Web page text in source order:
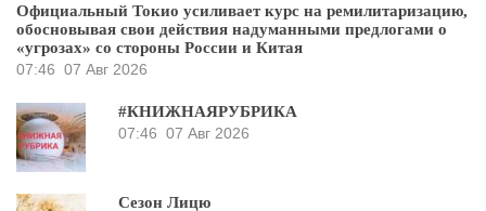
Официальный Токио усиливает курс на ремилитаризацию,
обосновывая свои действия надуманными предлогами о
«угрозах» со стороны России и Китая
07:46 07 Авг 2026
#КНИЖНАЯРУБРИКА
07:46 07 Авг 2026
Сезон Лицю